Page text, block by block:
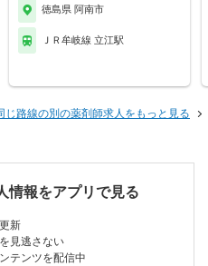
徳島県 阿南市
ＪＲ牟岐線 立江駅
じ路線の別の薬剤師求人をもっと見る
情報をアプリで見る
新
見逃さない
テンツを配信中